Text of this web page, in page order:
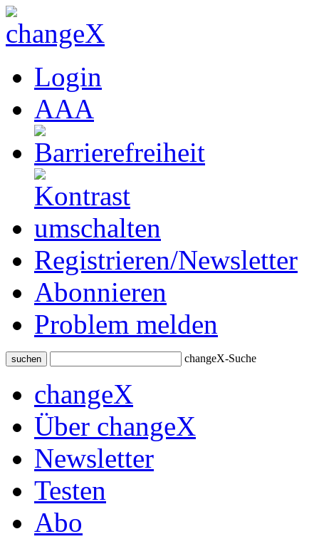
Login
AAA
Registrieren/Newsletter
Abonnieren
Problem melden
suchen changeX-Suche
changeX
Über changeX
Newsletter
Testen
Abo